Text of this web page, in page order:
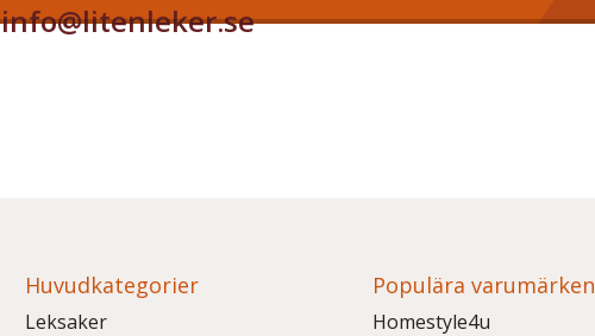
info@litenleker.se
Huvudkategorier
Leksaker
Populära varumärken
Homestyle4u